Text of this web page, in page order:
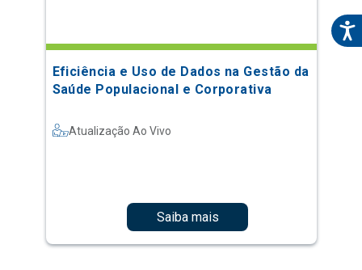
Eficiência e Uso de Dados na Gestão da
Saúde Populacional e Corporativa
Atualização Ao Vivo
Saiba mais